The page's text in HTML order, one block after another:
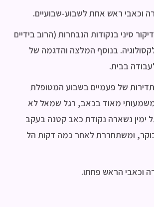
וכאבי ראש אחת לשבוע-שבועיים.
סיני בנקודות הנבחרות (הרוב בידיים
בנוסף המלצה והדגמה של
בבית.
בתדירות של פעמיים בשבוע המטופלת
משמעותי מאוד בכאב, רגל שמאל לא
ימין נשארה נקודת כאב קטנה בעקב
ומשתחררת לאחר כמה דקות הל
וכאבי הראש פחתו.